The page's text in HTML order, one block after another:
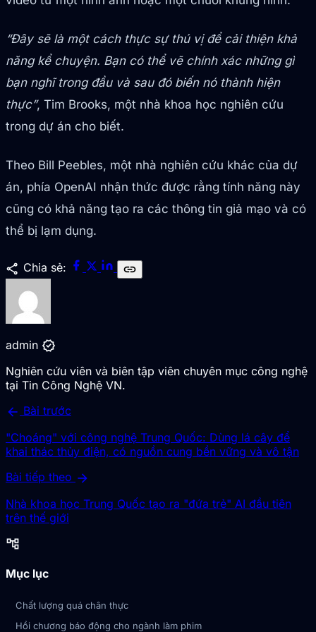
“Đây sẽ là một cách thực sự thú vị để cải thiện khả
năng kể chuyện. Bạn có thể vẽ chính xác những gì
bạn nghĩ trong đầu và sau đó biến nó thành hiện
thực”, Tim Brooks, một nhà khoa học nghiên cứu
trong dự án cho biết.
Theo Bill Peebles, một nhà nghiên cứu khác của dự
án, phía OpenAI nhận thức được rằng tính năng này
cũng có khả năng tạo ra các thông tin giả mạo và có
thể bị lạm dụng.
share Chia sẻ: link
admin verified
Nghiên cứu viên và biên tập viên chuyên mục công nghệ
tại Tin Công Nghệ VN.
arrow_back Bài trước
"Choáng" với công nghệ Trung Quốc: Dùng lá cây để
khai thác thủy điện, có nguồn cung bền vững và vô tận
Bài tiếp theo arrow_forward
Nhà khoa học Trung Quốc tạo ra "đứa trẻ" AI đầu tiên
trên thế giới
account_tree
Mục lục
Chất lượng quá chân thực
Hồi chương báo động cho ngành làm phim